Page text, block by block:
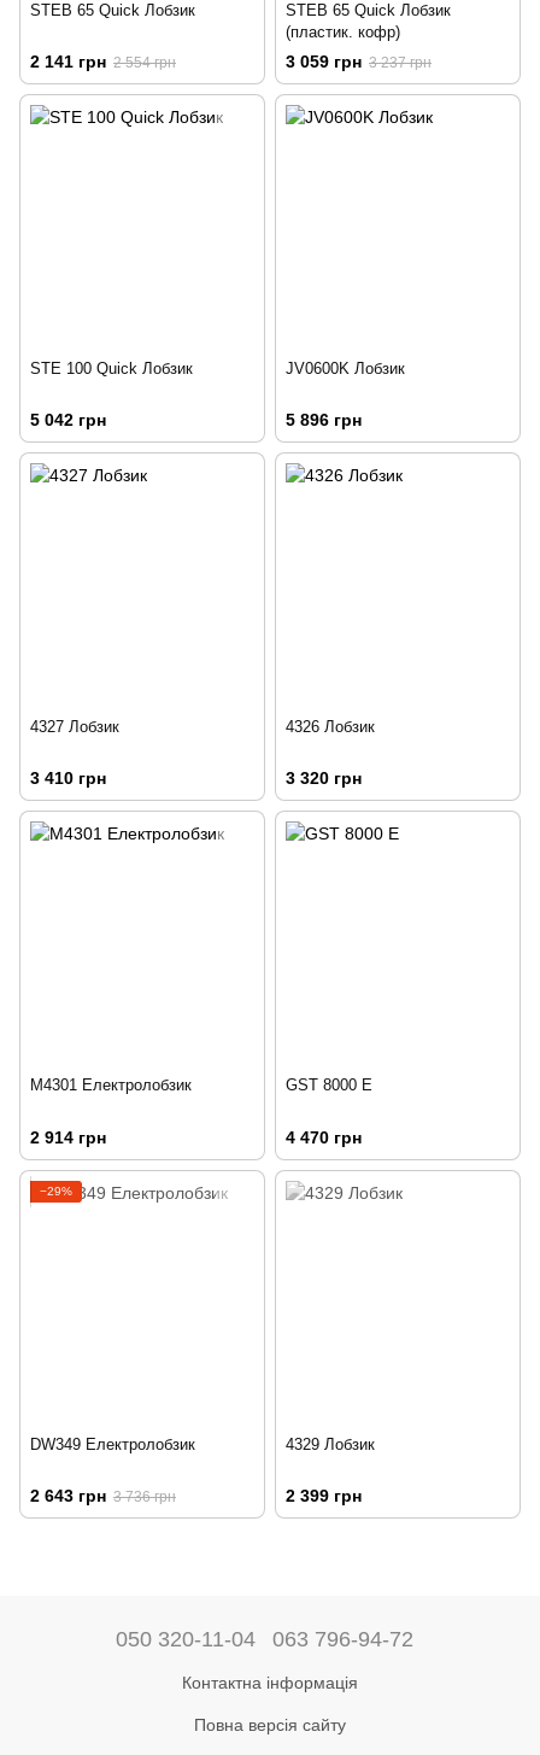
STEB 65 Quick Лобзик
2 141 грн 2 554 грн
STEB 65 Quick Лобзик
(пластик. кофр)
3 059 грн 3 237 грн
STE 100 Quick Лобзик
5 042 грн
JV0600K Лобзик
5 896 грн
4327 Лобзик
3 410 грн
4326 Лобзик
3 320 грн
M4301 Електролобзик
2 914 грн
GST 8000 E
4 470 грн
−29%
DW349 Електролобзик
2 643 грн 3 736 грн
4329 Лобзик
2 399 грн
050 320-11-04 063 796-94-72
Контактна інформація
Повна версія сайту